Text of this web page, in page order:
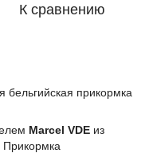
К сравнению
прикормка
Marcel VDE из
Прикормка